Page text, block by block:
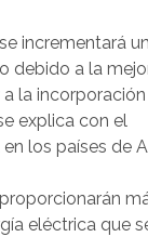
incrementará
debido a la
la
explica con el
los países de
eléctrica que